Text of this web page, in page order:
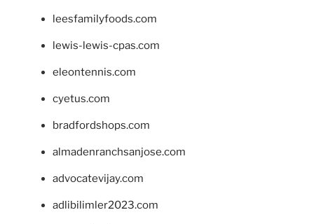
leesfamilyfoods.com
lewis-lewis-cpas.com
eleontennis.com
cyetus.com
bradfordshops.com
almadenranchsanjose.com
advocatevijay.com
adlibilimler2023.com